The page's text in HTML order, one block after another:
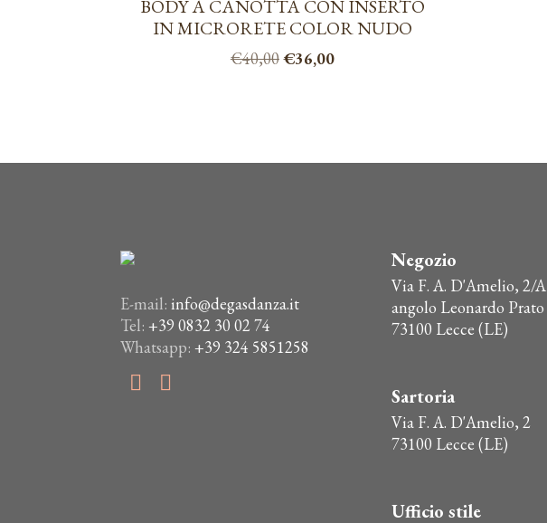
BODY A CANOTTA CON INSERTO
IN MICRORETE COLOR NUDO
€40,00Il
€36,00Il
più
nella
del
E-mail: info@degasdanza.it
Tel: +39 0832 30 02 74
Whatsapp: +39 324 5851258
Negozio
Via F. A. D'Amelio, 2/A
angolo Leonardo Prato
73100 Lecce (LE)
Sartoria
Via F. A. D'Amelio, 2
73100 Lecce (LE)
Ufficio stile